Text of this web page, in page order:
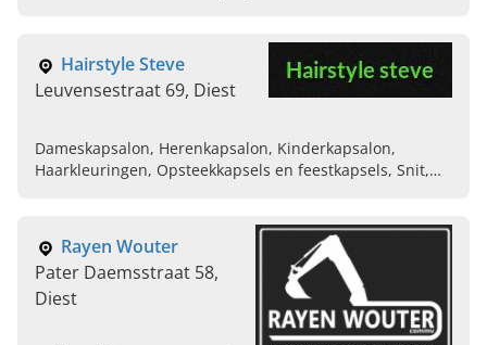
Hellende daken
Hairstyle Steve
Leuvensestraat 69, Diest
Dameskapsalon, Herenkapsalon, Kinderkapsalon,
Haarkleuringen, Opsteekkapsels en feestkapsels, Snit,
Rayen Wouter
Pater Daemsstraat 58,
Diest